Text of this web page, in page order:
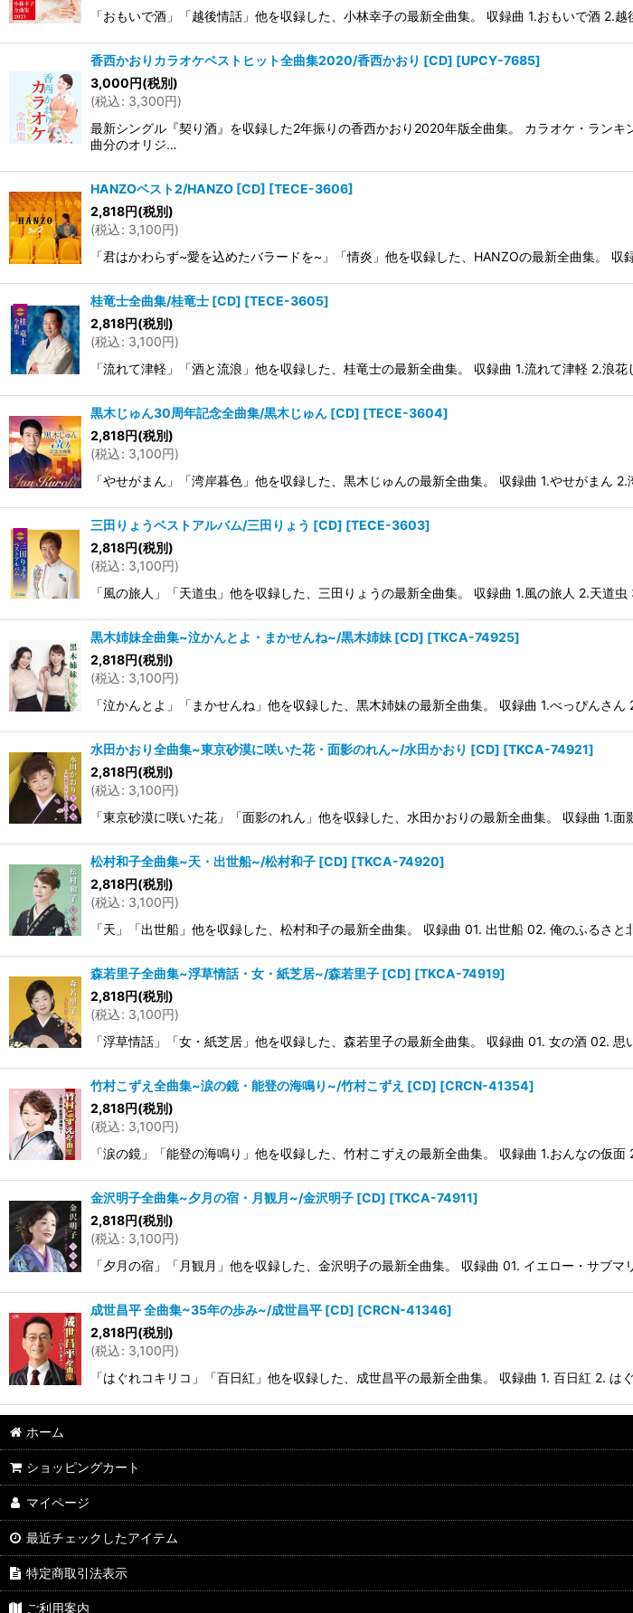
「おもいで酒」「越後情話」他を収録した、小林幸子の最新全曲集。 収録曲 1.おもいで酒
香西かおりカラオケベストヒット全曲集2020/香西かおり [CD] [UPCY-7685]
3,000円(税別)
(税込: 3,300円)
最新シングル『契り酒』を収録した2年振りの香西かおり2020年版全曲集。 カラオケ・ラン
曲分のオリジ…
HANZOベスト2/HANZO [CD] [TECE-3606]
2,818円(税別)
(税込: 3,100円)
「君はかわらず~愛を込めたバラードを~」「情炎」他を収録した、HANZOの最新全曲集。
桂竜士全曲集/桂竜士 [CD] [TECE-3605]
2,818円(税別)
(税込: 3,100円)
「流れて津軽」「酒と流浪」他を収録した、桂竜士の最新全曲集。 収録曲 1.流れて津軽 2.
黒木じゅん30周年記念全曲集/黒木じゅん [CD] [TECE-3604]
2,818円(税別)
(税込: 3,100円)
「やせがまん」「湾岸暮色」他を収録した、黒木じゅんの最新全曲集。 収録曲 1.やせがま
三田りょうベストアルバム/三田りょう [CD] [TECE-3603]
2,818円(税別)
(税込: 3,100円)
「風の旅人」「天道虫」他を収録した、三田りょうの最新全曲集。 収録曲 1.風の旅人 2.天
黒木姉妹全曲集~泣かんとよ・まかせんね~/黒木姉妹 [CD] [TKCA-74925]
2,818円(税別)
(税込: 3,100円)
「泣かんとよ」「まかせんね」他を収録した、黒木姉妹の最新全曲集。 収録曲 1.べっぴん
水田かおり全曲集~東京砂漠に咲いた花・面影のれん~/水田かおり [CD] [TKCA-74921]
2,818円(税別)
(税込: 3,100円)
「東京砂漠に咲いた花」「面影のれん」他を収録した、水田かおりの最新全曲集。 収録曲
松村和子全曲集~天・出世船~/松村和子 [CD] [TKCA-74920]
2,818円(税別)
(税込: 3,100円)
「天」「出世船」他を収録した、松村和子の最新全曲集。 収録曲 01. 出世船 02. 俺のふる
森若里子全曲集~浮草情話・女・紙芝居~/森若里子 [CD] [TKCA-74919]
2,818円(税別)
(税込: 3,100円)
「浮草情話」「女・紙芝居」他を収録した、森若里子の最新全曲集。 収録曲 01. 女の酒 02.
竹村こずえ全曲集~涙の鏡・能登の海鳴り~/竹村こずえ [CD] [CRCN-41354]
2,818円(税別)
(税込: 3,100円)
「涙の鏡」「能登の海鳴り」他を収録した、竹村こずえの最新全曲集。 収録曲 1.おんなの
金沢明子全曲集~夕月の宿・月観月~/金沢明子 [CD] [TKCA-74911]
2,818円(税別)
(税込: 3,100円)
「夕月の宿」「月観月」他を収録した、金沢明子の最新全曲集。 収録曲 01. イエロー・サ
成世昌平 全曲集~35年の歩み~/成世昌平 [CD] [CRCN-41346]
2,818円(税別)
(税込: 3,100円)
「はぐれコキリコ」「百日紅」他を収録した、成世昌平の最新全曲集。 収録曲 1. 百日紅 2.
ホーム
ショッピングカート
マイページ
最近チェックしたアイテム
特定商取引法表示
ご利用案内